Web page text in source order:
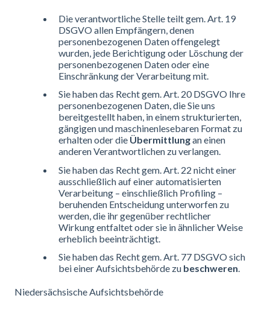
Die verantwortliche Stelle teilt gem. Art. 19
DSGVO allen Empfängern, denen
personenbezogenen Daten offengelegt
wurden, jede Berichtigung oder Löschung der
personenbezogenen Daten oder eine
Einschränkung der Verarbeitung mit.
Sie haben das Recht gem. Art. 20 DSGVO Ihre
personenbezogenen Daten, die Sie uns
bereitgestellt haben, in einem strukturierten,
gängigen und maschinenlesebaren Format zu
erhalten oder die Übermittlungan einen
anderen Verantwortlichen zu verlangen.
Sie haben das Recht gem. Art. 22 nicht einer
ausschließlich auf einer automatisierten
Verarbeitung – einschließlich Profiling –
beruhenden Entscheidung unterworfen zu
werden, die ihr gegenüber rechtlicher
Wirkung entfaltet oder sie in ähnlicher Weise
erheblich beeinträchtigt.
Sie haben das Recht gem. Art. 77 DSGVO sich
bei einer Aufsichtsbehörde zu beschweren
Niedersächsische Aufsichtsbehörde